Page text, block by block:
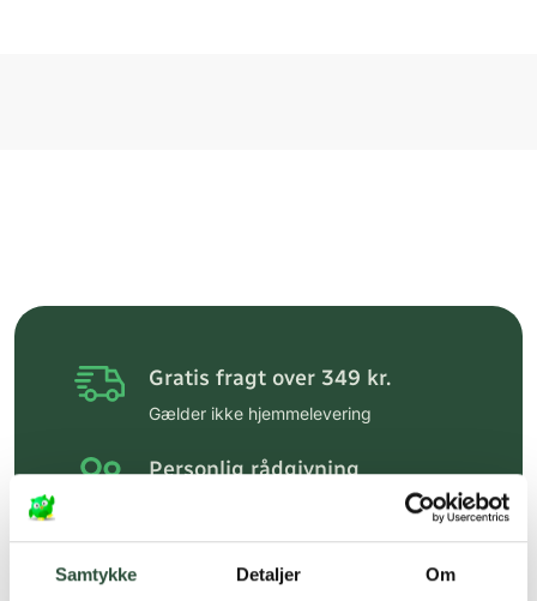
Samtykke Detaljer Om
Gratis fragt over 349 kr.
Gælder ikke hjemmelevering
Personlig rådgivning
Hurtig levering (30 min. i Kbh)